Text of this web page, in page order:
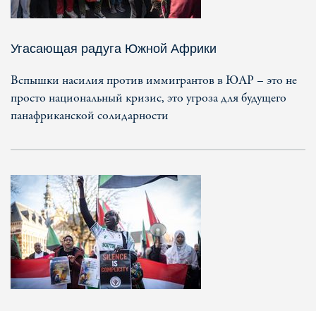
Угасающая радуга Южной Африки
Вспышки насилия против иммигрантов в ЮАР – это не
просто национальный кризис, это угроза для будущего
панафриканской солидарности